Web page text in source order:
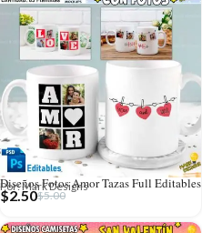
Diseños Fotos Amor Tazas Full Editables
Por: Mark Designs
$5.00
$2.50